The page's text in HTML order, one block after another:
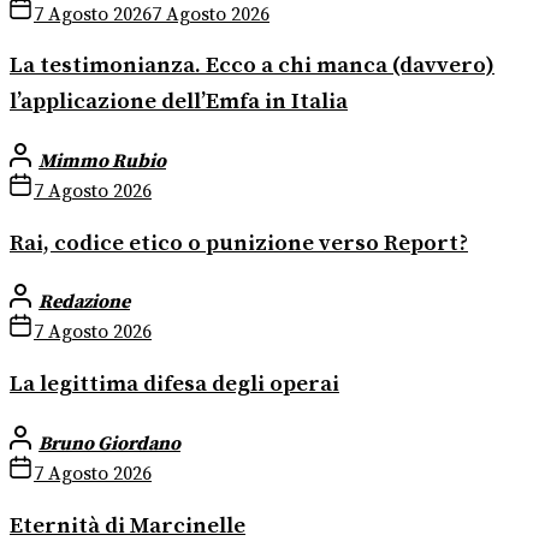
7 Agosto 20267 Agosto 2026
La testimonianza. Ecco a chi manca (davvero)
l’applicazione dell’Emfa in Italia
Mimmo Rubio
7 Agosto 2026
Rai, codice etico o punizione verso Report?
Redazione
7 Agosto 2026
La legittima difesa degli operai
Bruno Giordano
7 Agosto 2026
Eternità di Marcinelle